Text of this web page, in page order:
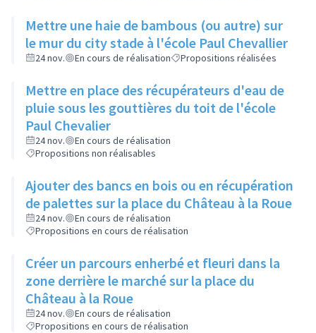
Mettre une haie de bambous (ou autre) sur
le mur du city stade à l'école Paul Chevallier
24 nov. En cours de réalisation Propositions réalisées
Mettre en place des récupérateurs d'eau de
pluie sous les gouttières du toit de l'école
Paul Chevalier
24 nov.
En cours de réalisation
Propositions non réalisables
Ajouter des bancs en bois ou en récupération
de palettes sur la place du Château à la Roue
24 nov.
En cours de réalisation
Propositions en cours de réalisation
Créer un parcours enherbé et fleuri dans la
zone derrière le marché sur la place du
Château à la Roue
24 nov.
En cours de réalisation
Propositions en cours de réalisation